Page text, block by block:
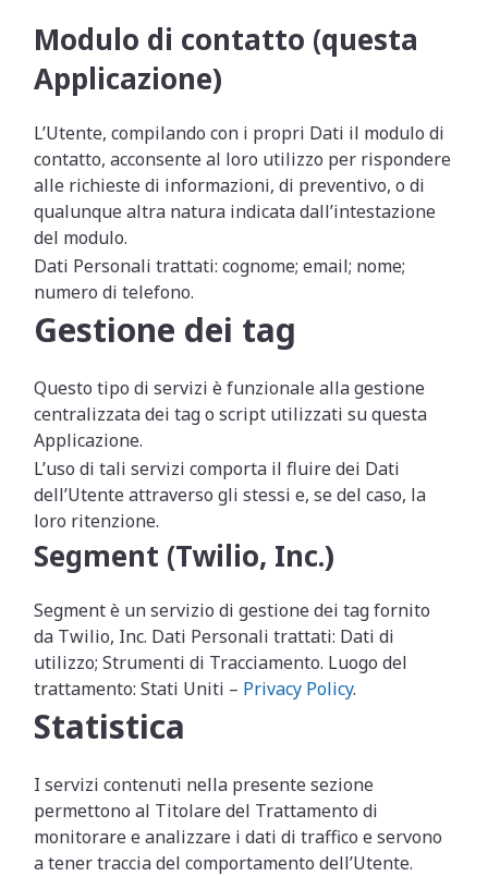
Modulo di contatto (questa
Applicazione)
L’Utente, compilando con i propri Dati il modulo di
contatto, acconsente al loro utilizzo per rispondere
alle richieste di informazioni, di preventivo, o di
qualunque altra natura indicata dall’intestazione
del modulo.
Dati Personali trattati: cognome; email; nome;
numero di telefono.
Gestione dei tag
Questo tipo di servizi è funzionale alla gestione
centralizzata dei tag o script utilizzati su questa
Applicazione.
L’uso di tali servizi comporta il fluire dei Dati
dell’Utente attraverso gli stessi e, se del caso, la
loro ritenzione.
Segment (Twilio, Inc.)
Segment è un servizio di gestione dei tag fornito
da Twilio, Inc. Dati Personali trattati: Dati di
utilizzo; Strumenti di Tracciamento. Luogo del
trattamento: Stati Uniti – Privacy Policy.
Statistica
I servizi contenuti nella presente sezione
permettono al Titolare del Trattamento di
monitorare e analizzare i dati di traffico e servono
a tener traccia del comportamento dell’Utente.